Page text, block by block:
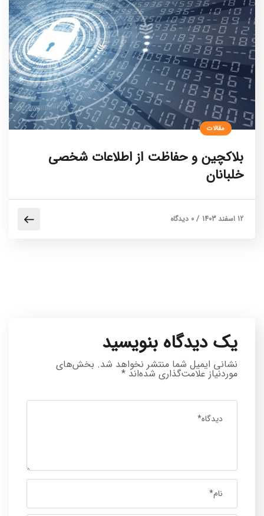
مقالات
بلاکچین و حفاظت از اطلاعات شخصی
خلبانان
12 اسفند 1403 / 0 دیدگاه
یک دیدگاه بنویسید
نشانی ایمیل شما منتشر نخواهد شد. بخش‌های
موردنیاز علامت‌گذاری شده‌اند *